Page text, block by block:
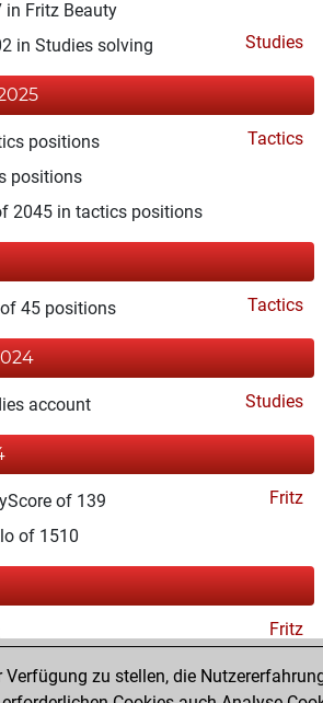
in Fritz Beauty
in Studies solving
Studies
positions
Tactics
positions
2045 in tactics positions
45 positions Tactics
account Studies
of 139
Fritz
of 1510
Fritz
zu stellen, die